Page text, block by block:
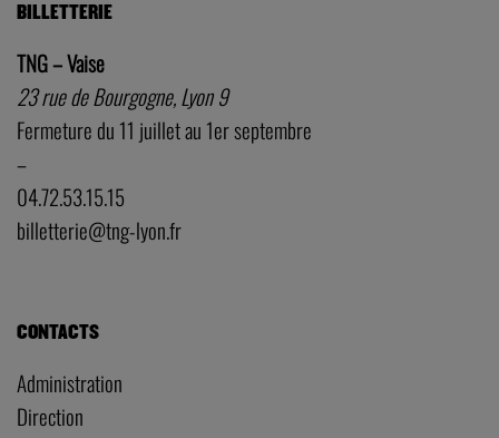
BILLETTERIE
TNG – Vaise
23 rue de Bourgogne, Lyon 9
Fermeture du 11 juillet au 1er septembre
–
04.72.53.15.15
billetterie@tng-lyon.fr
CONTACTS
Administration
Direction